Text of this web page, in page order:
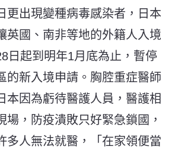
更出現變種病毒感染者，日本
英國、南非等地的外籍人入境
日起到明年1月底為止，暫停
的新入境申請。胸腔重症醫師
本因為虧待醫護人員，醫護相
場，防疫潰敗只好緊急鎖國，
多人無法就醫，「在家領便當